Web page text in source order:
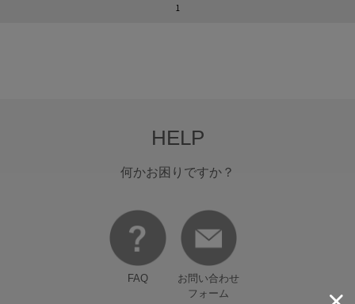
1
HELP
何かお困りですか？
FAQ
お問い合わせ
フォーム